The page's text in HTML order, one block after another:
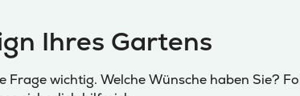
Ihres Gartens
Frage wichtig. Welche Wünsche haben Sie?